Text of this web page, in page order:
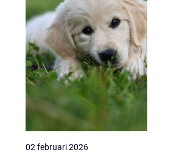
02 februari 2026